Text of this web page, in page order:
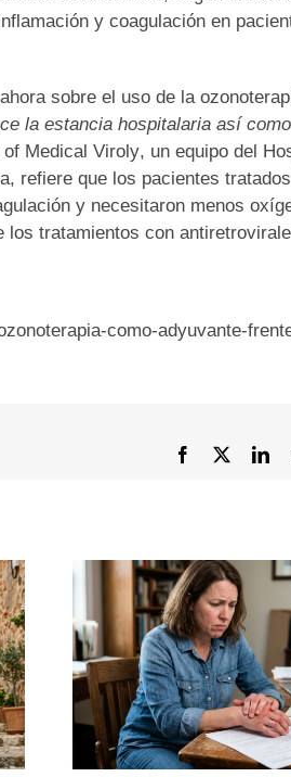
y coagulación en
sobre el uso de la
la estancia hospitalaria así
of Medical Viroly, un equipo del
refiere que los pacientes
y necesitaron menos
los tratamientos con
como-adyuvante-
Facebook